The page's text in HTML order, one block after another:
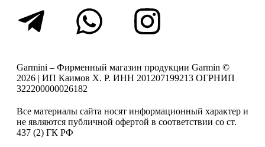
Garmini – Фирменный магазин продукции Garmin ©
2026 | ИП Каимов Х. Р. ИНН 201207199213 ОГРНИП
322200000026182
Все материалы сайта носят информационный характер и
не являются публичной офертой в соответствии со ст.
437 (2) ГК РФ